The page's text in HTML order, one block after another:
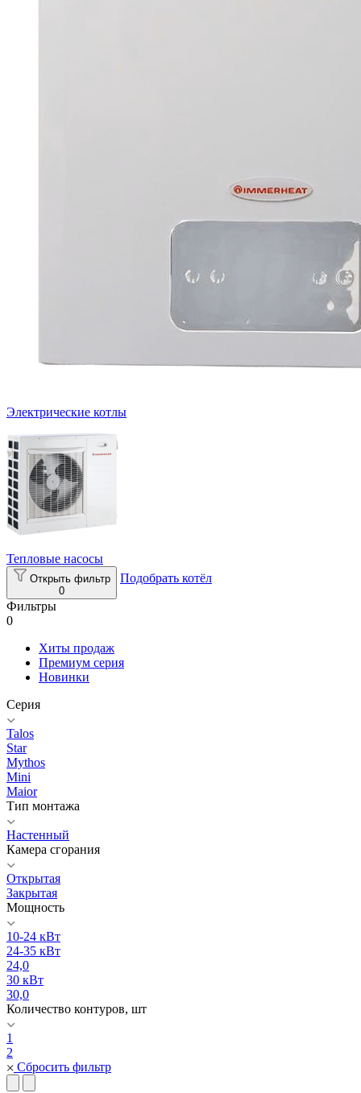
Электрические котлы
Тепловые насосы
Открыть фильтр
0
Подобрать котёл
Фильтры
0
Хиты продаж
Премиум серия
Новинки
Серия
Talos
Star
Mythos
Mini
Maior
Тип монтажа
Настенный
Камера сгорания
Открытая
Закрытая
Мощность
10-24 кВт
24-35 кВт
24,0
30 кВт
30,0
Количество контуров, шт
1
2
Сбросить фильтр